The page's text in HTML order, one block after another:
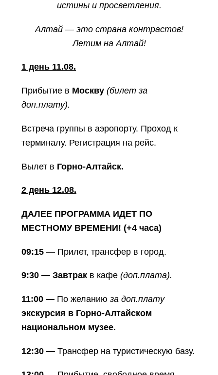
истины и просветления.
Алтай — это страна контрастов!
Летим на Алтай!
1 день 11.08.
Прибытие в Москву (билет за
доп.плату).
Встреча группы в аэропорту. Проход к
терминалу. Регистрация на рейс.
Вылет в Горно-Алтайск.
2 день 12.08.
ДАЛЕЕ ПРОГРАММА ИДЕТ ПО
МЕСТНОМУ ВРЕМЕНИ! (+4 часа)
09:15 — Прилет, трансфер в город.
9:30 — Завтрак в кафе (доп.плата).
11:00 — По желанию за доп.плату
экскурсия в Горно-Алтайском
национальном музее.
12:30 — Трансфер на туристическую базу.